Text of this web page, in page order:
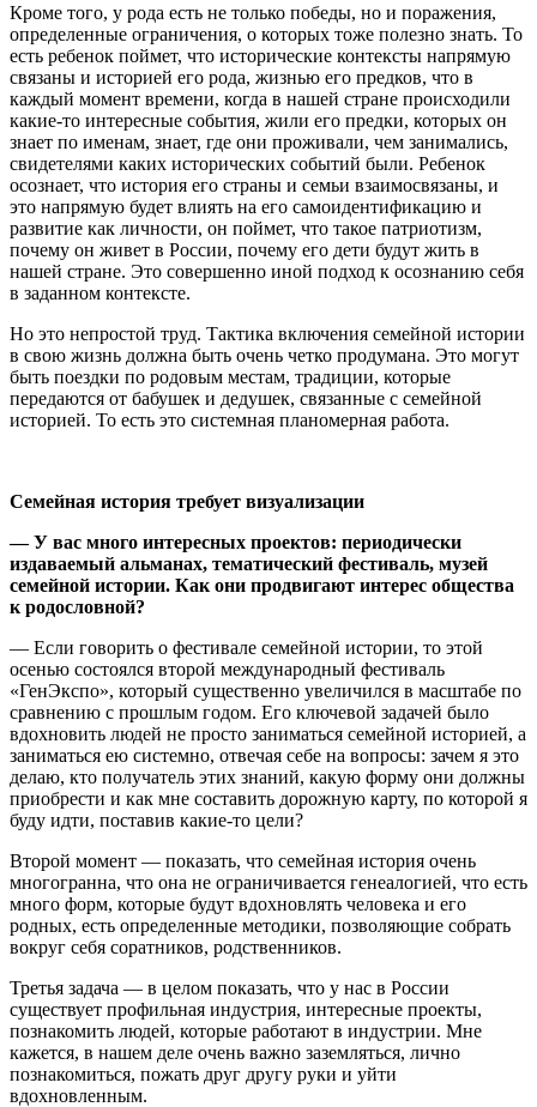
Кроме того, у рода есть не только победы, но и поражения,
определенные ограничения, о которых тоже полезно знать. То
есть ребенок поймет, что исторические контексты напрямую
связаны и историей его рода, жизнью его предков, что в
каждый момент времени, когда в нашей стране происходили
какие-то интересные события, жили его предки, которых он
знает по именам, знает, где они проживали, чем занимались,
свидетелями каких исторических событий были. Ребенок
осознает, что история его страны и семьи взаимосвязаны, и
это напрямую будет влиять на его самоидентификацию и
развитие как личности, он поймет, что такое патриотизм,
почему он живет в России, почему его дети будут жить в
нашей стране. Это совершенно иной подход к осознанию себя
в заданном контексте.
Но это непростой труд. Тактика включения семейной истории
в свою жизнь должна быть очень четко продумана. Это могут
быть поездки по родовым местам, традиции, которые
передаются от бабушек и дедушек, связанные с семейной
историей. То есть это системная планомерная работа.
Семейная история требует визуализации
— У вас много интересных проектов: периодически
издаваемый альманах, тематический фестиваль, музей
семейной истории. Как они продвигают интерес общества
к родословной?
— Если говорить о фестивале семейной истории, то этой
осенью состоялся второй международный фестиваль
«ГенЭкспо», который существенно увеличился в масштабе по
сравнению с прошлым годом. Его ключевой задачей было
вдохновить людей не просто заниматься семейной историей, а
заниматься ею системно, отвечая себе на вопросы: зачем я это
делаю, кто получатель этих знаний, какую форму они должны
приобрести и как мне составить дорожную карту, по которой я
буду идти, поставив какие-то цели?
Второй момент — показать, что семейная история очень
многогранна, что она не ограничивается генеалогией, что есть
много форм, которые будут вдохновлять человека и его
родных, есть определенные методики, позволяющие собрать
вокруг себя соратников, родственников.
Третья задача — в целом показать, что у нас в России
существует профильная индустрия, интересные проекты,
познакомить людей, которые работают в индустрии. Мне
кажется, в нашем деле очень важно заземляться, лично
познакомиться, пожать друг другу руки и уйти
вдохновленным.